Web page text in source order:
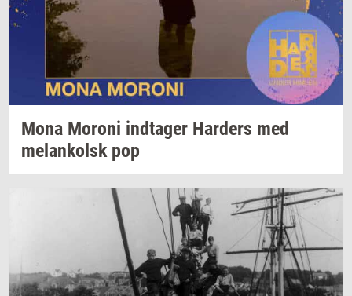
Mona Mor­o­ni ind­ta­ger Har­ders med
melan­kolskpop